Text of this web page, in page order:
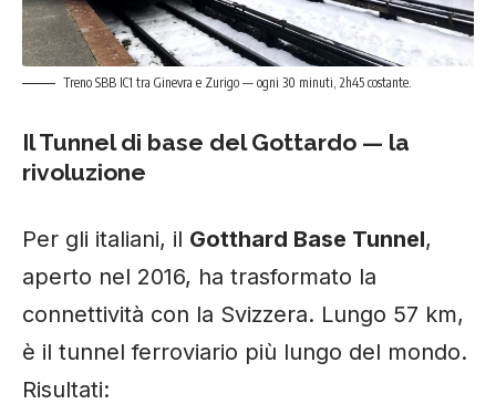
Treno SBB IC1 tra Ginevra e Zurigo — ogni 30 minuti, 2h45 costante.
Il Tunnel di base del Gottardo — la
rivoluzione
Per gli italiani, il Gotthard Base Tunnel,
aperto nel 2016, ha trasformato la
connettività con la Svizzera. Lungo 57 km,
è il tunnel ferroviario più lungo del mondo.
Risultati: